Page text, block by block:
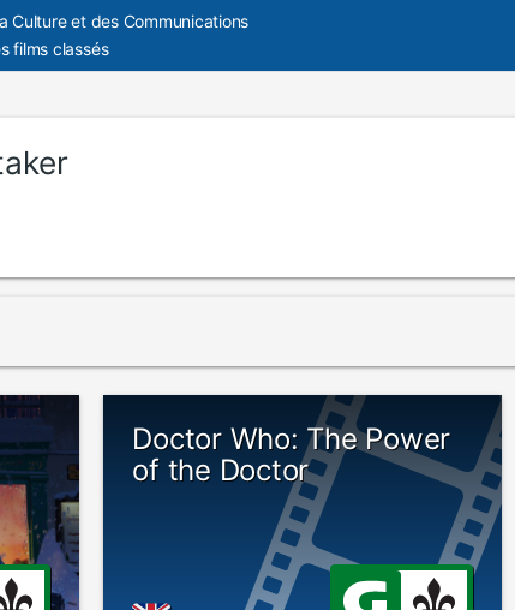
Culture et des Communications
films classés
Doctor Who: The Power
of the Doctor